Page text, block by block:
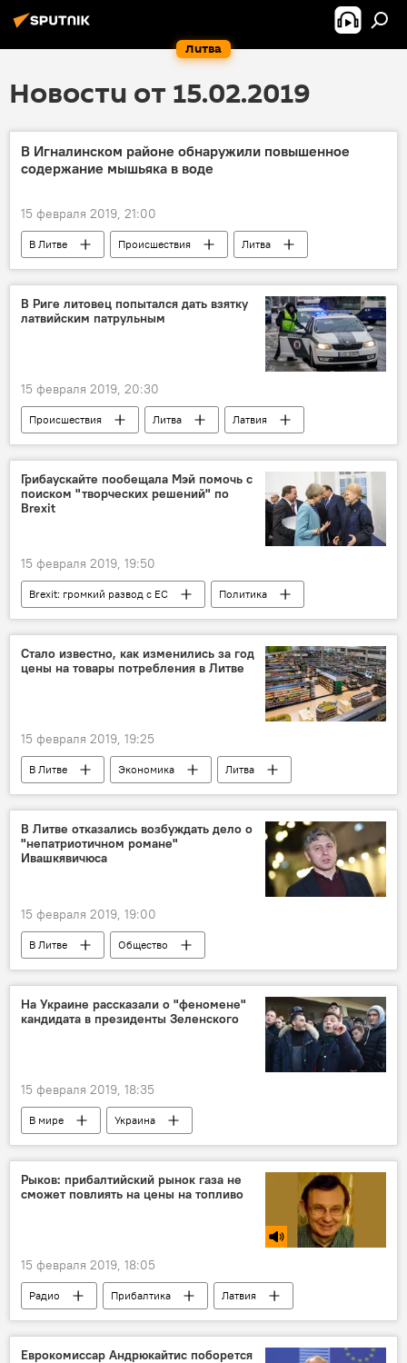
Литва
Новости от 15.02.2019
В Игналинском районе обнаружили повышенное
содержание мышьяка в воде
15 февраля 2019, 21:00
В Литве Происшествия
Литва
мышьяк
В Риге литовец попытался дать взятку
латвийским патрульным
15 февраля 2019, 20:30
Происшествия Литва
Латвия
взятки
Грибаускайте пообещала Мэй помочь с
поиском "творческих решений" по
Brexit
15 февраля 2019, 19:50
Brexit: громкий развод с ЕС
Политика
Литва
Великобритания
Brexit
Даля Грибаускайте
Тереза Мэй
Стало известно, как изменились за год
цены на товары потребления в Литве
15 февраля 2019, 19:25
В Литве Экономика
Литва
цены
В Литве отказались возбуждать дело о
"непатриотичном романе"
Ивашкявичюса
15 февраля 2019, 19:00
В Литве
Общество
"Лесные братья"
Марюс Ивашкявичюс
Литва
На Украине рассказали о "феномене"
кандидата в президенты Зеленского
15 февраля 2019, 18:35
В мире
Украина
Выборы президента Украины — 2019
Рыков: прибалтийский рынок газа не
сможет повлиять на цены на топливо
15 февраля 2019, 18:05
Радио Прибалтика
Латвия
Эстония
Финляндия
Еврокомиссар Андрюкайтис поборется